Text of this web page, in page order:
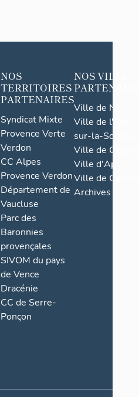
NOS
TERRITOIRES
PARTENAIRES
Syndicat Mixte
Provence Verte
Verdon
CC Alpes
Provence Verdon
Département de
Vaucluse
Parc des
Baronnies
provençales
SIVOM du pays
de Vence
Dracénie
CC de Serre-
Ponçon
NOS VILLES
Ville de Nice
Ville de l'Isle-
sur-la-Sorgue
Ville de Grasse
Ville d'Apt
Ville de
Archives